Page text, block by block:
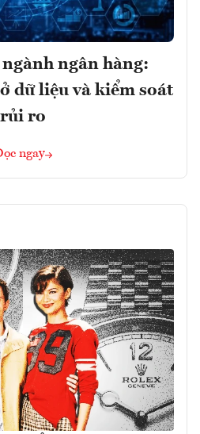
ngân hàng:
dữ liệu và kiểm soát
rủi ro
ngay